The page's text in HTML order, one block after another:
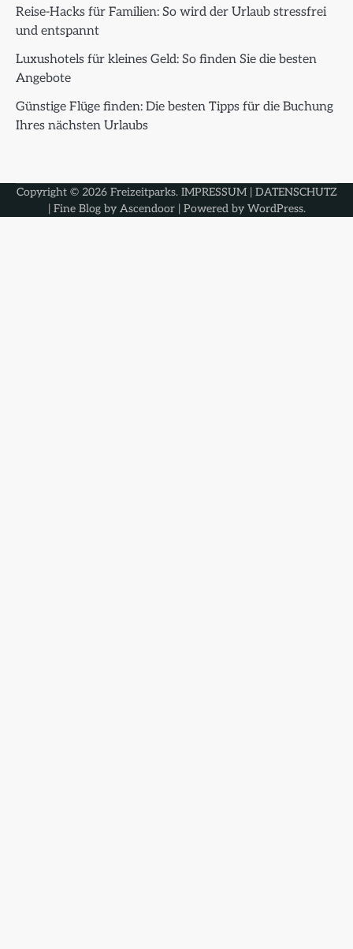
Reise-Hacks für Familien: So wird der Urlaub stressfrei
und entspannt
Luxushotels für kleines Geld: So finden Sie die besten
Angebote
Günstige Flüge finden: Die besten Tipps für die Buchung
Ihres nächsten Urlaubs
Copyright © 2026 Freizeitparks. IMPRESSUM| DATENSCHUTZ
| Fine Blog by Ascendoor| Powered by WordPress.